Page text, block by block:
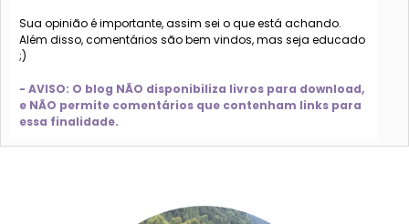
Sua opinião é importante, assim sei o que está achando.
Além disso, comentários são bem vindos, mas seja educado
;)
- AVISO: O blog NÃO disponibiliza livros para download,
e NÃO permite comentários que contenham links para
essa finalidade.